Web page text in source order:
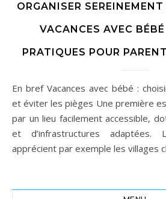
ORGANISER SEREINEMENT
VACANCES AVEC
PRATIQUES POUR
En bref Vacances avec bébé : choisir la destination idéale
et éviter les pièges Une première
par un lieu facilement accessible,
et d’infrastructures adaptées.
apprécient par exemple les villages